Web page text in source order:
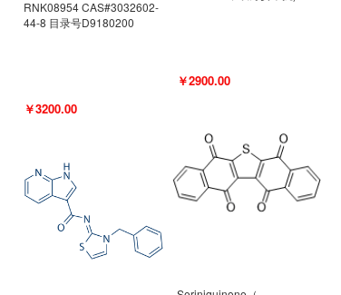
RNK08954 CAS#3032602-
44-8 目录号D9180200
￥3200.00
￥2900.00